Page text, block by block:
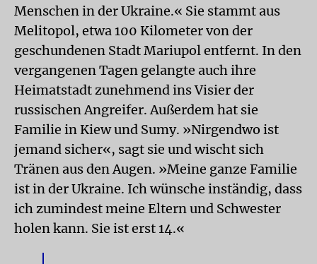
Menschen in der Ukraine.« Sie stammt aus
Melitopol, etwa 100 Kilometer von der
geschundenen Stadt Mariupol entfernt. In den
vergangenen Tagen gelangte auch ihre
Heimatstadt zunehmend ins Visier der
russischen Angreifer. Außerdem hat sie
Familie in Kiew und Sumy. »Nirgendwo ist
jemand sicher«, sagt sie und wischt sich
Tränen aus den Augen. »Meine ganze Familie
ist in der Ukraine. Ich wünsche inständig, dass
ich zumindest meine Eltern und Schwester
holen kann. Sie ist erst 14.«